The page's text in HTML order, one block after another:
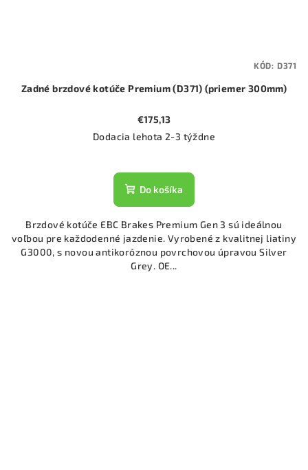
Zadné brzdové kotúče Premium (D371) (priemer 300mm)
€175,13
Dodacia lehota 2-3 týždne
Do košíka
Brzdové kotúče EBC Brakes Premium Gen 3 sú ideálnou
voľbou pre každodenné jazdenie. Vyrobené z kvalitnej liatiny
G3000, s novou antikoróznou povrchovou úpravou Silver
Grey. OE...
KÓD: D371